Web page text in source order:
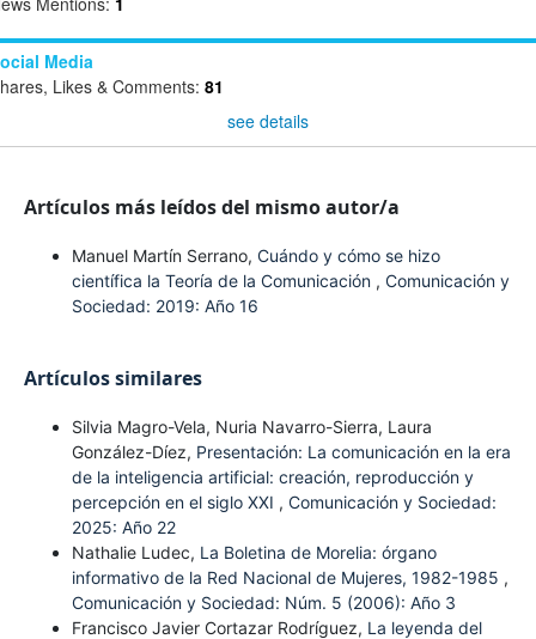
Media
Likes & Comments: 81
see details
Artículos más leídos del mismo autor/a
Manuel Martín Serrano, Cuándo y cómo se hizo
científica la Teoría de la Comunicación , Comunicación y
Sociedad: 2019: Año 16
Artículos similares
Silvia Magro-Vela, Nuria Navarro-Sierra, Laura
González-Díez, Presentación: La comunicación en la era
de la inteligencia artificial: creación, reproducción y
percepción en el siglo XXI , Comunicación y Sociedad:
2025: Año 22
Nathalie Ludec, La Boletina de Morelia: órgano
informativo de la Red Nacional de Mujeres, 1982-1985 ,
Comunicación y Sociedad: Núm. 5 (2006): Año 3
Francisco Javier Cortazar Rodríguez, La leyenda del